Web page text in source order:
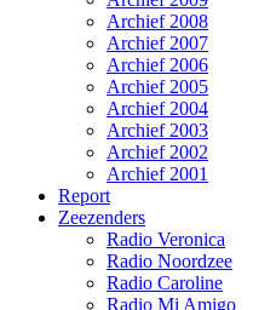
Archief 2008
Archief 2007
Archief 2006
Archief 2005
Archief 2004
Archief 2003
Archief 2002
Archief 2001
Report
Zeezenders
Radio Veronica
Radio Noordzee
Radio Caroline
Radio Mi Amigo